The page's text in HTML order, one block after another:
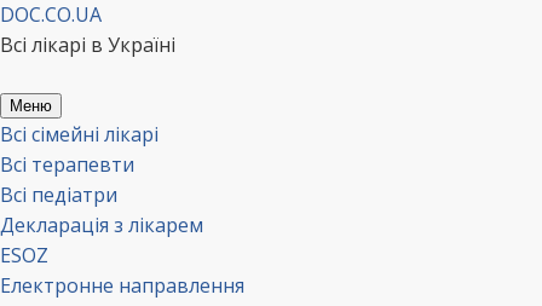
Перейти
до
DOC.CO.UA
Всі лікарі в Україні
Меню
Всі сімейні лікарі
Всі терапевти
Всі педіатри
Декларація з лікарем
ESOZ
Електронне направлення